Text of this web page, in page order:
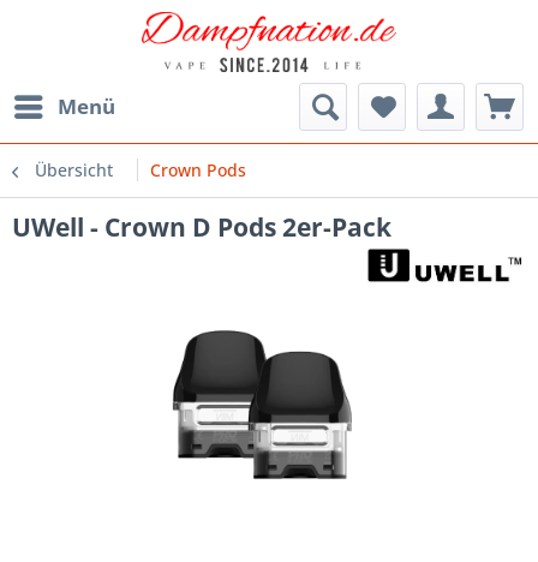
Menü
Übersicht Crown Pods
UWell - Crown D Pods 2er-Pack